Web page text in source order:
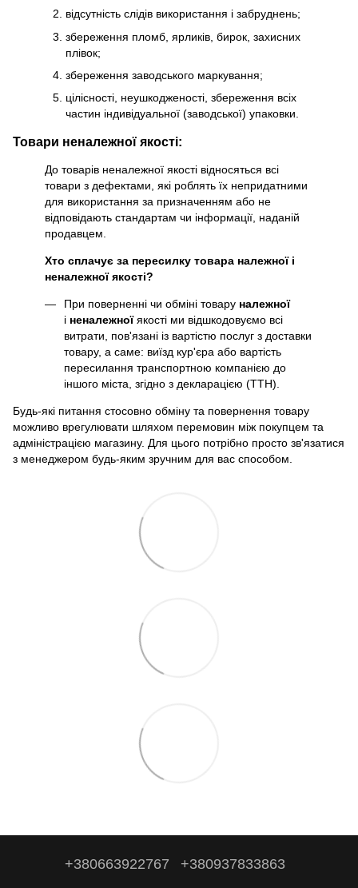
відсутність слідів використання і забруднень;
збереження пломб, ярликів, бирок, захисних
плівок;
збереження заводського маркування;
цілісності, неушкодженості, збереження всіх
частин індивідуальної (заводської) упаковки.
Товари неналежної якості:
До товарів неналежної якості відносяться всі
товари з дефектами, які роблять їх непридатними
для використання за призначенням або не
відповідають стандартам чи інформації, наданій
продавцем.
Хто сплачує за пересилку товара належної і
неналежної якості?
При поверненні чи обміні товару належної
і неналежноїякості ми відшкодовуємо всі
витрати, пов'язані із вартістю послуг з доставки
товару, а саме: виїзд кур'єра або вартість
пересилання транспортною компанією до
іншого міста, згідно з декларацією (ТТН).
Будь-які питання стосовно обміну та повернення товару
можливо врегулювати шляхом перемовин між покупцем та
адміністрацією магазину. Для цього потрібно просто зв'язатися
з менеджером будь-яким зручним для вас способом.
+380663922767 +380937833863